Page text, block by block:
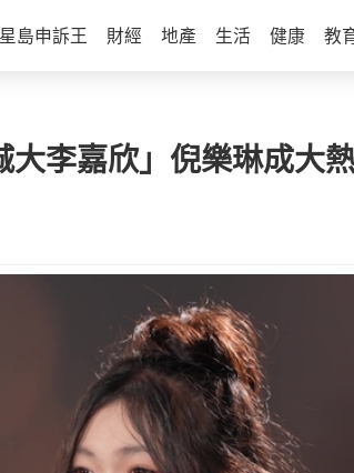
星島申訴王 財經 地產 生活 健康 教
李嘉欣」倪樂琳成大